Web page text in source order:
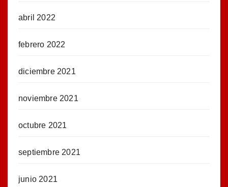
abril 2022
febrero 2022
diciembre 2021
noviembre 2021
octubre 2021
septiembre 2021
junio 2021